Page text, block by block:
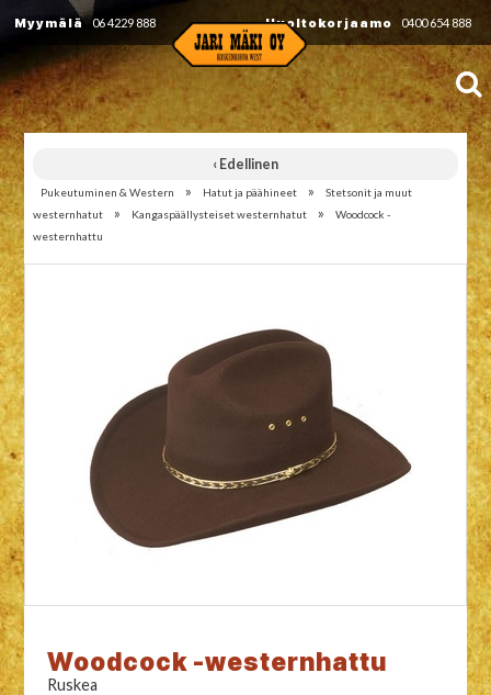
Myymälä 06 4229 888 Huoltokorjaamo 0400 654 888
‹ Edellinen
Pukeutuminen & Western » Hatut ja päähineet »
Stetsonit ja muut
westernhatut
» Kangaspäällysteiset westernhatut »
Woodcock -
westernhattu
Woodcock -westernhattu
Ruskea